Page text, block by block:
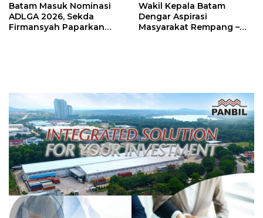
Batam Masuk Nominasi
ADLGA 2026, Sekda
Firmansyah Paparkan
Wakil Kepala Batam
Dengar Aspirasi
Masyarakat Rempang –